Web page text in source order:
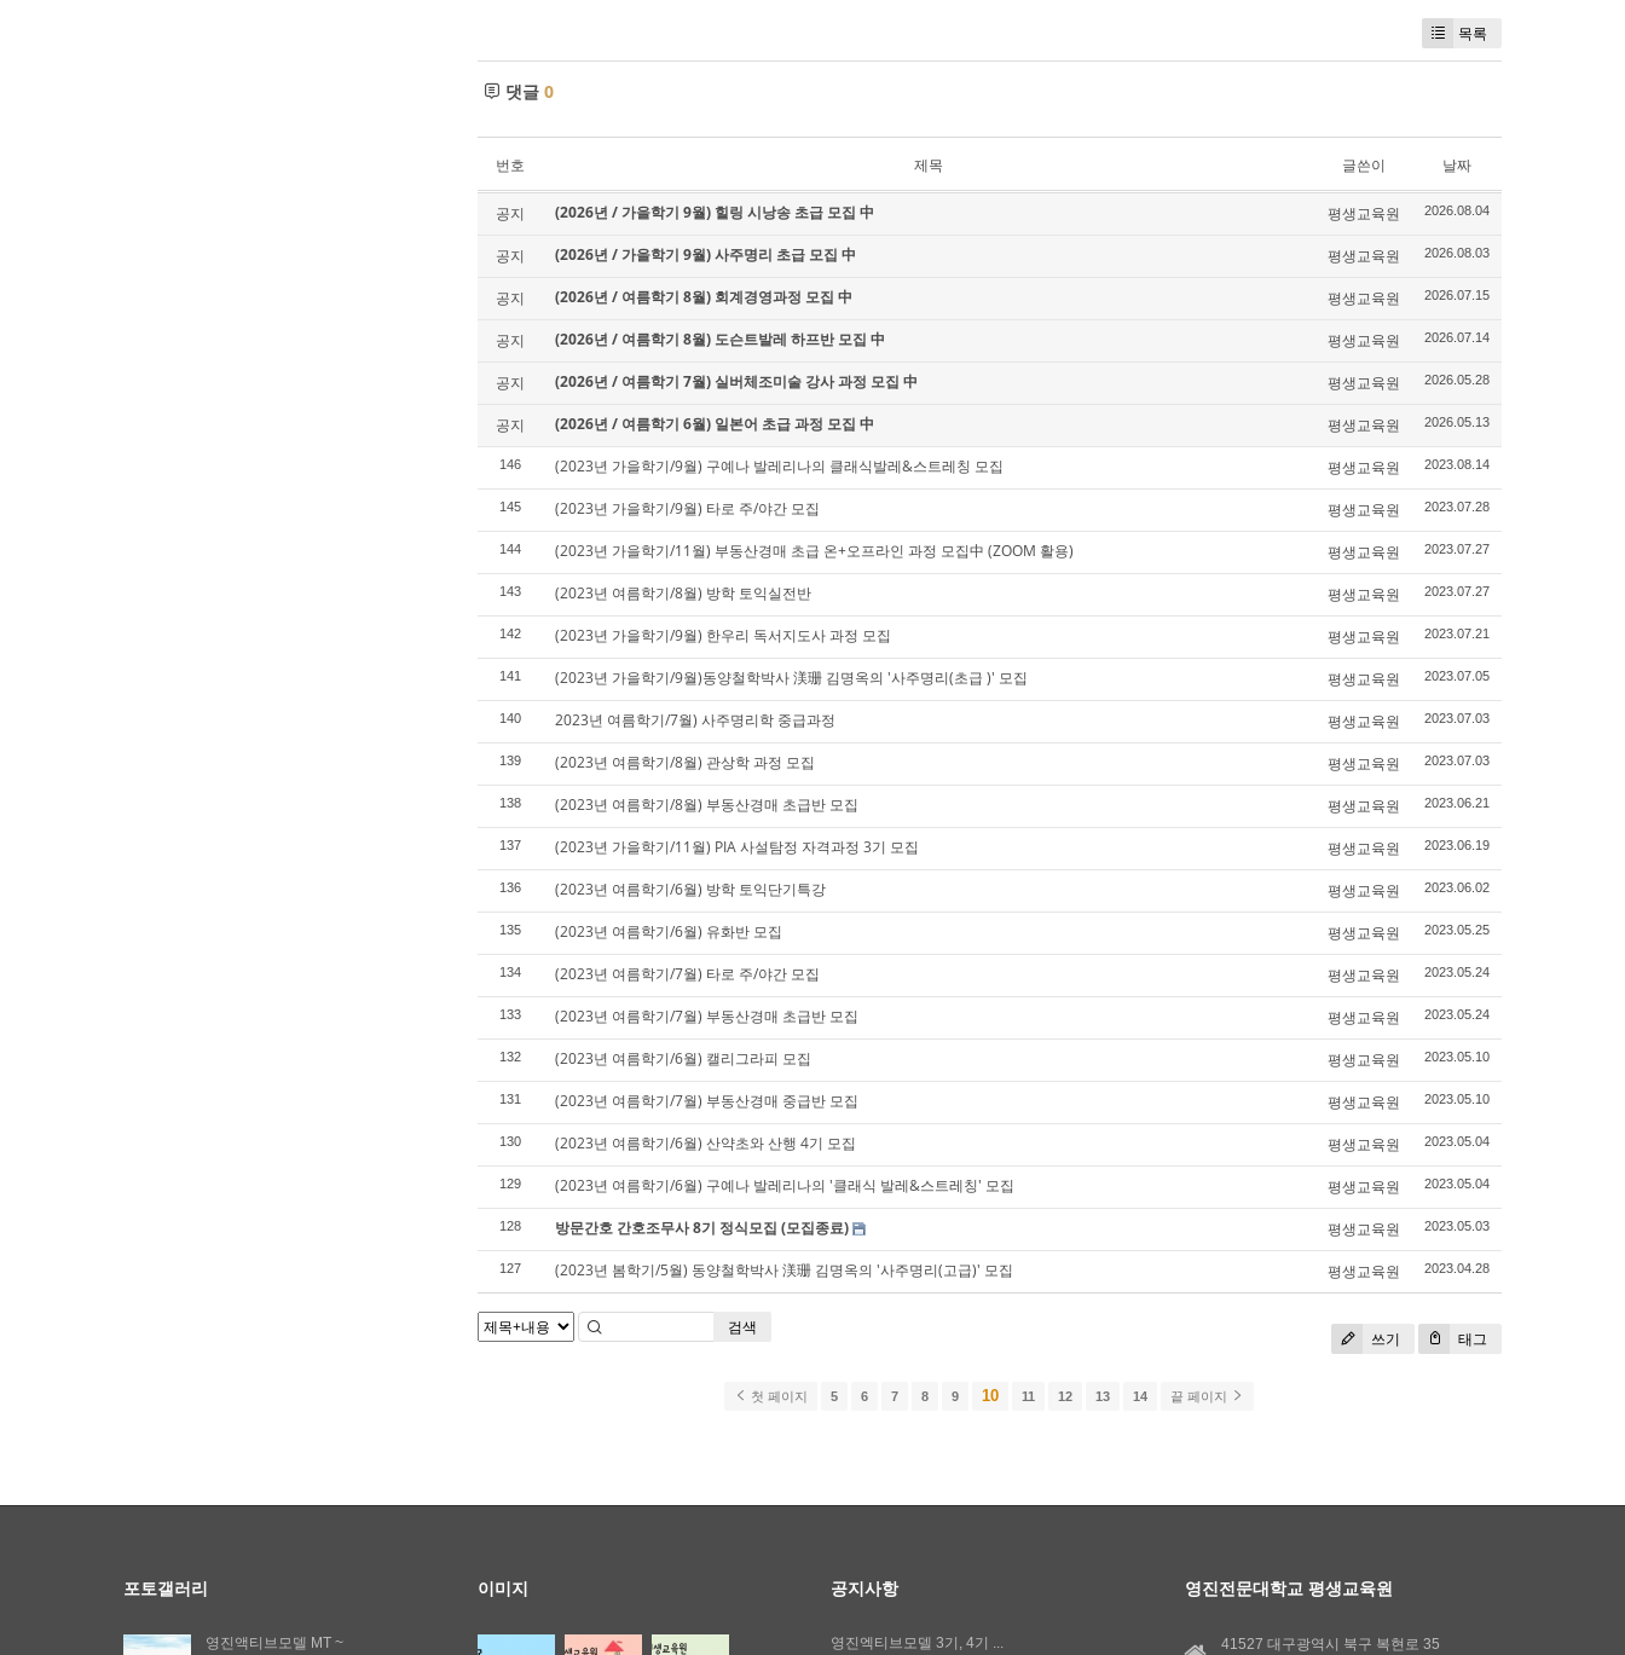
목록
댓글 0
번호 제목 글쓴이 날짜
공지 (2026년 / 가을학기 9월) 힐링 시낭송 초급 모집 中 평생교육원 2026.08.04
공지 (2026년 / 가을학기 9월) 사주명리 초급 모집 中 평생교육원 2026.08.03
공지 (2026년 / 여름학기 8월) 회계경영과정 모집 中 평생교육원 2026.07.15
공지 (2026년 / 여름학기 8월) 도슨트발레 하프반 모집 中 평생교육원 2026.07.14
공지 (2026년 / 여름학기 7월) 실버체조미술 강사 과정 모집 中 평생교육원 2026.05.28
공지 (2026년 / 여름학기 6월) 일본어 초급 과정 모집 中 평생교육원 2026.05.13
146 (2023년 가을학기/9월) 구예나 발레리나의 클래식발레&스트레칭 모집 평생교육원 2023.08.14
145 (2023년 가을학기/9월) 타로 주/야간 모집 평생교육원 2023.07.28
144 (2023년 가을학기/11월) 부동산경매 초급 온+오프라인 과정 모집中 (ZOOM 활용) 평생교육원 2023.07.27
143 (2023년 여름학기/8월) 방학 토익실전반 평생교육원 2023.07.27
142 (2023년 가을학기/9월) 한우리 독서지도사 과정 모집 평생교육원 2023.07.21
141 (2023년 가을학기/9월)동양철학박사 渼珊 김명옥의 '사주명리(초급 )' 모집 평생교육원 2023.07.05
140 2023년 여름학기/7월) 사주명리학 중급과정 평생교육원 2023.07.03
139 (2023년 여름학기/8월) 관상학 과정 모집 평생교육원 2023.07.03
138 (2023년 여름학기/8월) 부동산경매 초급반 모집 평생교육원 2023.06.21
137 (2023년 가을학기/11월) PIA 사설탐정 자격과정 3기 모집 평생교육원 2023.06.19
136 (2023년 여름학기/6월) 방학 토익단기특강 평생교육원 2023.06.02
135 (2023년 여름학기/6월) 유화반 모집 평생교육원 2023.05.25
134 (2023년 여름학기/7월) 타로 주/야간 모집 평생교육원 2023.05.24
133 (2023년 여름학기/7월) 부동산경매 초급반 모집 평생교육원 2023.05.24
132 (2023년 여름학기/6월) 캘리그라피 모집 평생교육원 2023.05.10
131 (2023년 여름학기/7월) 부동산경매 중급반 모집 평생교육원 2023.05.10
130 (2023년 여름학기/6월) 산약초와 산행 4기 모집 평생교육원 2023.05.04
129 (2023년 여름학기/6월) 구예나 발레리나의 '클래식 발레&스트레칭' 모집 평생교육원 2023.05.04
128 방문간호 간호조무사 8기 정식모집 (모집종료) 평생교육원 2023.05.03
127 (2023년 봄학기/5월) 동양철학박사 渼珊 김명옥의 '사주명리(고급)' 모집 평생교육원 2023.04.28
쓰기 태그
검색
첫 페이지 5 6 7 8 9 10 11 12 13 14 끝 페이지
포토갤러리
영진액티브모델 MT ~
이미지 공지사항
영진엑티브모델 3기, 4기 ...
영진전문대학교 평생교육원
41527 대구광역시 북구 복현로 35